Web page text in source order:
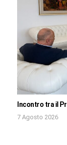
Incontro tra il
7 Agosto 2026